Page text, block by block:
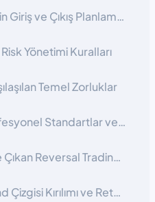
Kesin Giriş ve Çıkış Planlaması Yapmak
Risk Yönetimi Kuralları
Temel Zorluklar
Profesyonel Standartlar ve En İyi Uygulamalar
Öne Çıkan Reversal Trading Stratejileri
Trend Çizgisi Kırılımı ve Retest